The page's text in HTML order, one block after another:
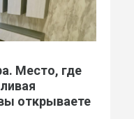
Место, где
открываете